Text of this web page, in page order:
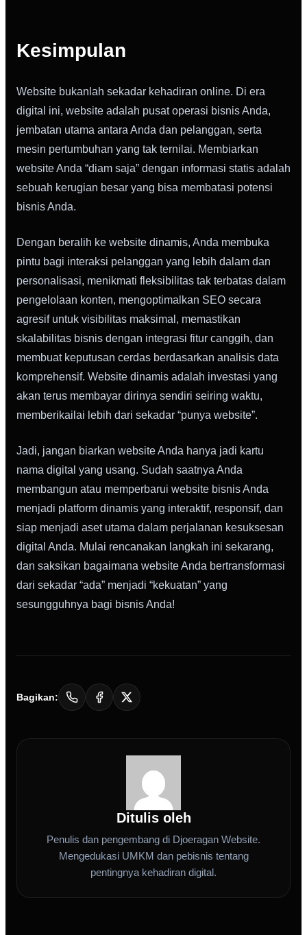
Kesimpulan
Website bukanlah sekadar kehadiran online. Di era
digital ini, website adalah pusat operasi bisnis Anda,
jembatan utama antara Anda dan pelanggan, serta
mesin pertumbuhan yang tak ternilai. Membiarkan
website Anda “diam saja” dengan informasi statis adalah
sebuah kerugian besar yang bisa membatasi potensi
bisnis Anda.
Dengan beralih ke website dinamis, Anda membuka
pintu bagi interaksi pelanggan yang lebih dalam dan
personalisasi, menikmati fleksibilitas tak terbatas dalam
pengelolaan konten, mengoptimalkan SEO secara
agresif untuk visibilitas maksimal, memastikan
skalabilitas bisnis dengan integrasi fitur canggih, dan
membuat keputusan cerdas berdasarkan analisis data
komprehensif. Website dinamis adalah investasi yang
akan terus membayar dirinya sendiri seiring waktu,
memberikailai lebih dari sekadar “punya website”.
Jadi, jangan biarkan website Anda hanya jadi kartu
nama digital yang usang. Sudah saatnya Anda
membangun atau memperbarui website bisnis Anda
menjadi platform dinamis yang interaktif, responsif, dan
siap menjadi aset utama dalam perjalanan kesuksesan
digital Anda. Mulai rencanakan langkah ini sekarang,
dan saksikan bagaimana website Anda bertransformasi
dari sekadar “ada” menjadi “kekuatan” yang
sesungguhnya bagi bisnis Anda!
Bagikan:
Ditulis oleh
Penulis dan pengembang di Djoeragan Website.
Mengedukasi UMKM dan pebisnis tentang
pentingnya kehadiran digital.